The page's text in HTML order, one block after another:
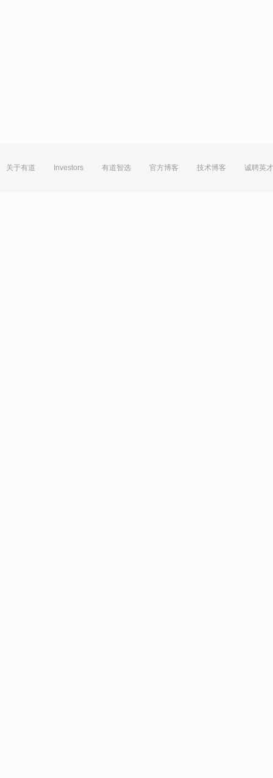
关于有道 Investors 有道智选 官方博客 技术博客 诚聘英才